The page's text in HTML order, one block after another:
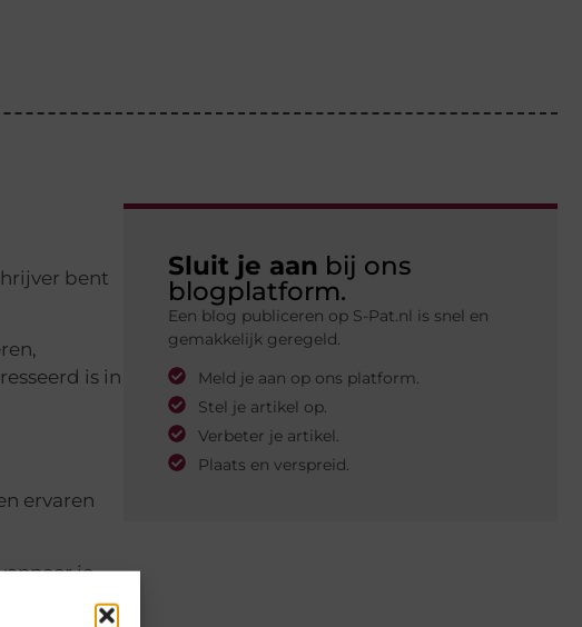
Sluit je aan bij ons
blogplatform.
Een blog publiceren op S-Pat.nl is snel en
gemakkelijk geregeld.
Meld je aan op ons platform.
Stel je artikel op.
Verbeter je artikel.
Plaats en verspreid.
bent
is in
ervaren
je